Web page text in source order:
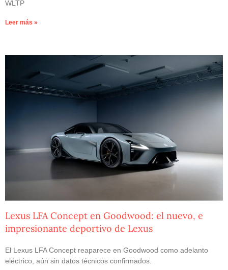
WLTP
Leer más »
Lexus LFA Concept en Goodwood: el nuevo, e
impresionante deportivo de Lexus
El Lexus LFA Concept reaparece en Goodwood como adelanto
eléctrico, aún sin datos técnicos confirmados.